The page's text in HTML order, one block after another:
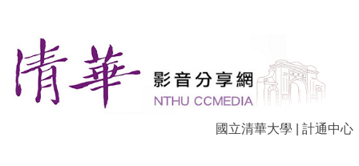
主
要
內
國立清華大學 計通中心